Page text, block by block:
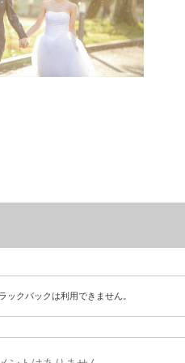
ックバックは利用できません。